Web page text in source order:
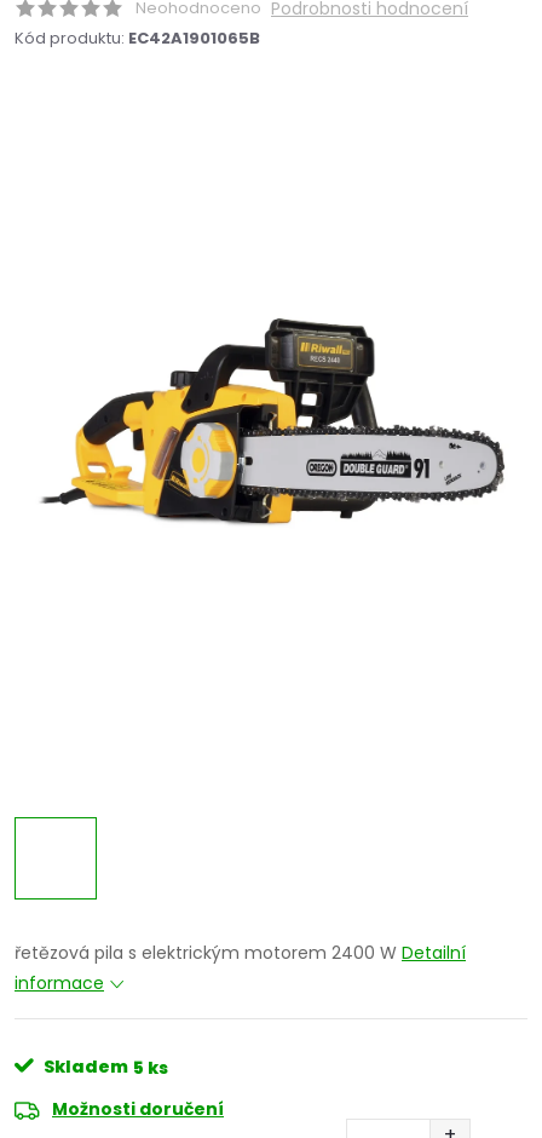
Neohodnoceno Podrobnosti hodnocení
Kód produktu: EC42A1901065B
řetězová pila s elektrickým motorem 2400 W Detailní
informace
Skladem 5 ks
Možnosti doručení